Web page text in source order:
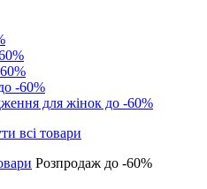
-60%
для жінок до -60%
Розпродаж до -60%